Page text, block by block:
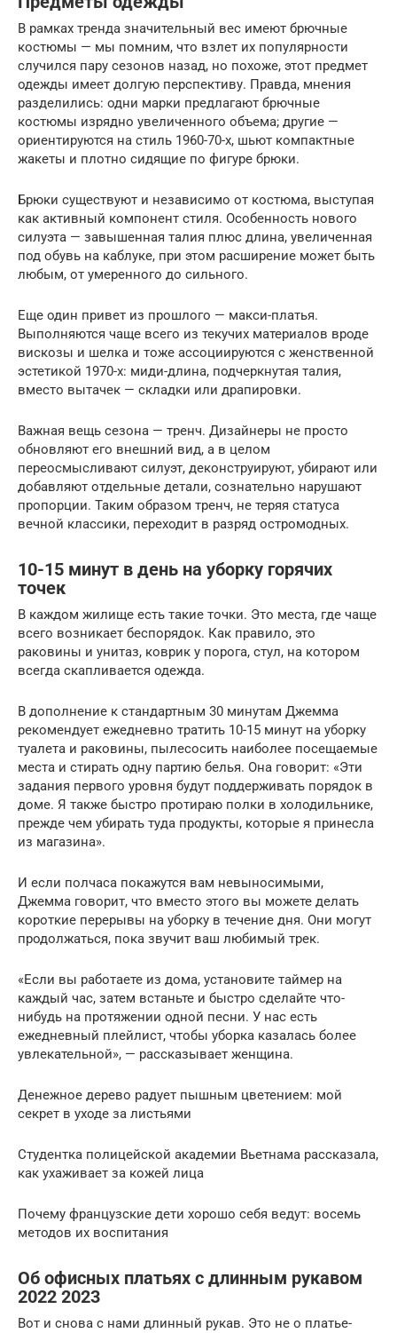
В рамках тренда значительный вес имеют брючные
костюмы — мы помним, что взлет их популярности
случился пару сезонов назад, но похоже, этот предмет
одежды имеет долгую перспективу. Правда, мнения
разделились: одни марки предлагают брючные
костюмы изрядно увеличенного объема; другие —
ориентируются на стиль 1960-70-х, шьют компактные
жакеты и плотно сидящие по фигуре брюки.
Брюки существуют и независимо от костюма, выступая
как активный компонент стиля. Особенность нового
силуэта — завышенная талия плюс длина, увеличенная
под обувь на каблуке, при этом расширение может быть
любым, от умеренного до сильного.
Еще один привет из прошлого — макси-платья.
Выполняются чаще всего из текучих материалов вроде
вискозы и шелка и тоже ассоциируются с женственной
эстетикой 1970-х: миди-длина, подчеркнутая талия,
вместо вытачек — складки или драпировки.
Важная вещь сезона — тренч. Дизайнеры не просто
обновляют его внешний вид, а в целом
переосмысливают силуэт, деконструируют, убирают или
добавляют отдельные детали, сознательно нарушают
пропорции. Таким образом тренч, не теряя статуса
вечной классики, переходит в разряд остромодных.
10-15 минут в день на уборку горячих
точек
В каждом жилище есть такие точки. Это места, где чаще
всего возникает беспорядок. Как правило, это
раковины и унитаз, коврик у порога, стул, на котором
всегда скапливается одежда.
В дополнение к стандартным 30 минутам Джемма
рекомендует ежедневно тратить 10-15 минут на уборку
туалета и раковины, пылесосить наиболее посещаемые
места и стирать одну партию белья. Она говорит: «Эти
задания первого уровня будут поддерживать порядок в
доме. Я также быстро протираю полки в холодильнике,
прежде чем убирать туда продукты, которые я принесла
из магазина».
И если полчаса покажутся вам невыносимыми,
Джемма говорит, что вместо этого вы можете делать
короткие перерывы на уборку в течение дня. Они могут
продолжаться, пока звучит ваш любимый трек.
«Если вы работаете из дома, установите таймер на
каждый час, затем встаньте и быстро сделайте что-
нибудь на протяжении одной песни. У нас есть
ежедневный плейлист, чтобы уборка казалась более
увлекательной», — рассказывает женщина.
Денежное дерево радует пышным цветением: мой
секрет в уходе за листьями
Студентка полицейской академии Вьетнама рассказала,
как ухаживает за кожей лица
Почему французские дети хорошо себя ведут: восемь
методов их воспитания
Об офисных платьях с длинным рукавом
2022 2023
Вот и снова с нами длинный рукав. Это не о платье-